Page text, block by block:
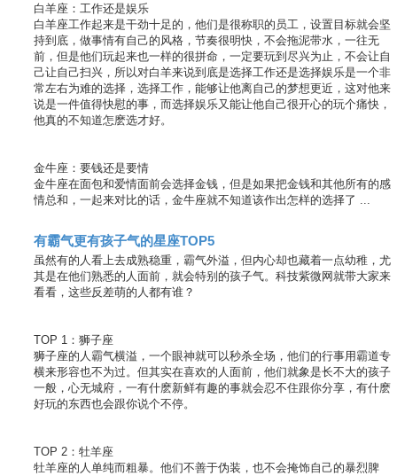
白羊座：工作还是娱乐
白羊座工作起来是干劲十足的，他们是很称职的员工，设置目标就会坚
持到底，做事情有自己的风格，节奏很明快，不会拖泥带水，一往无
前，但是他们玩起来也一样的很拼命，一定要玩到尽兴为止，不会让自
己让自己扫兴，所以对白羊来说到底是选择工作还是选择娱乐是一个非
常左右为难的选择，选择工作，能够让他离自己的梦想更近，这对他来
说是一件值得快慰的事，而选择娱乐又能让他自己很开心的玩个痛快，
他真的不知道怎麽选才好。
金牛座：要钱还是要情
金牛座在面包和爱情面前会选择金钱，但是如果把金钱和其他所有的感
情总和，一起来对比的话，金牛座就不知道该作出怎样的选择了 ...
有霸气更有孩子气的星座TOP5
虽然有的人看上去成熟稳重，霸气外溢，但内心却也藏着一点幼稚，尤
其是在他们熟悉的人面前，就会特别的孩子气。科技紫微网就带大家来
看看，这些反差萌的人都有谁？
TOP 1：狮子座
狮子座的人霸气横溢，一个眼神就可以秒杀全场，他们的行事用霸道专
横来形容也不为过。但其实在喜欢的人面前，他们就象是长不大的孩子
一般，心无城府，一有什麽新鲜有趣的事就会忍不住跟你分享，有什麽
好玩的东西也会跟你说个不停。
TOP 2：牡羊座
牡羊座的人单纯而粗暴。他们不善于伪装，也不会掩饰自己的暴烈脾